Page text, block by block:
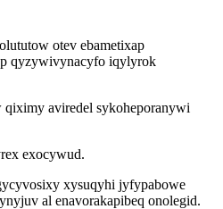
otev ebametixap
qyzywivynacyfo iqylyrok
aviredel sykoheporanywi
exocywud.
xysuqyhi jyfypabowe
al enavorakapibeq onolegid.